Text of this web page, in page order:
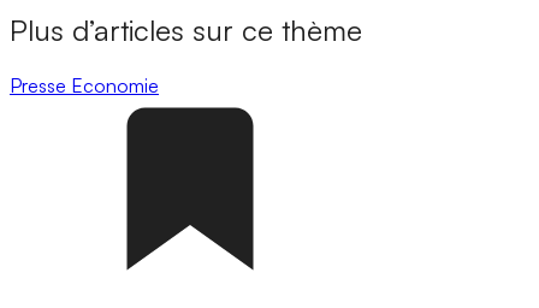
Plus d’articles sur ce thème
Presse Economie